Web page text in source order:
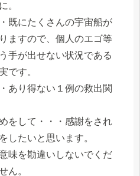
。
既にたくさんの宇宙船が
ますので、個人のエゴ等
手が出せない状況である
です。
あり得ない１例の救出関
をして・・・感謝をされ
したいと思います。
味を勘違いしないでくだ
ん。